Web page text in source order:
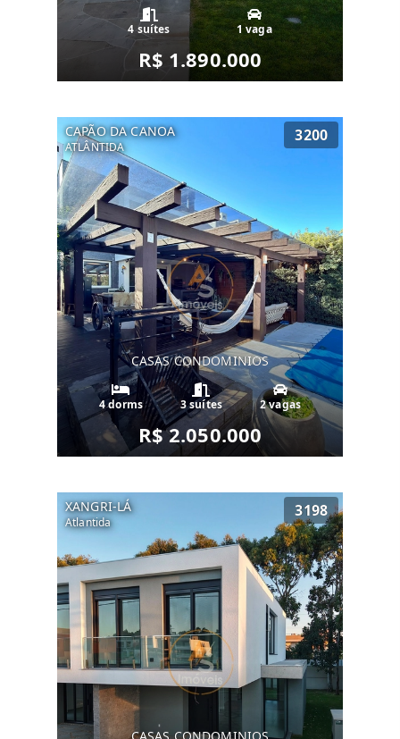
4 suítes 1 vaga
R$ 1.890.000
CAPÃO DA CANOA
ATLÂNTIDA
3200
CASAS CONDOMINIOS
4 dorms 3 suítes 2 vagas
R$ 2.050.000
XANGRI-LÁ
Atlantida
3198